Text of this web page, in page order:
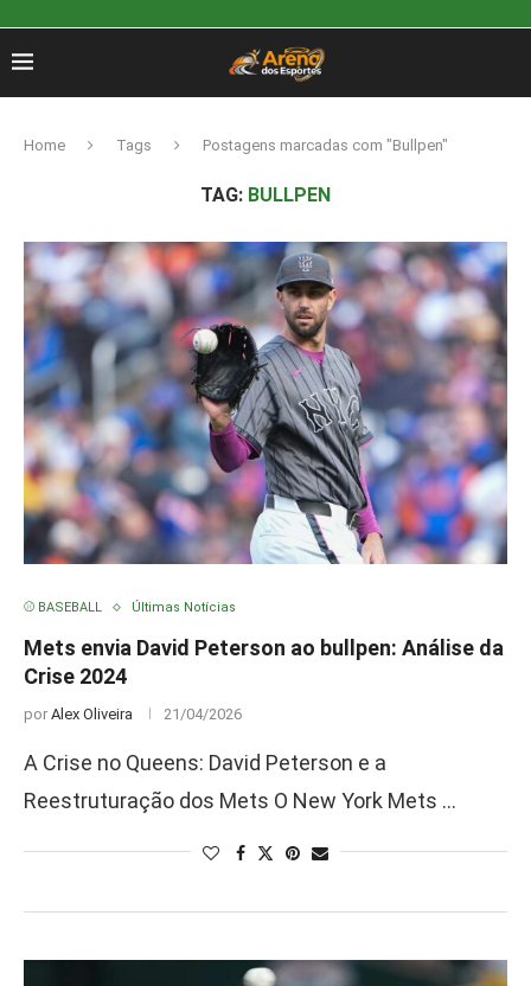
Home Tags Postagens marcadas com "Bullpen"
TAG: BULLPEN
⚾ BASEBALL Últimas Notícias
Mets envia David Peterson ao bullpen: Análise da
Crise 2024
por Alex Oliveira 21/04/2026
A Crise no Queens: David Peterson e a
Reestruturação dos Mets O New York Mets …